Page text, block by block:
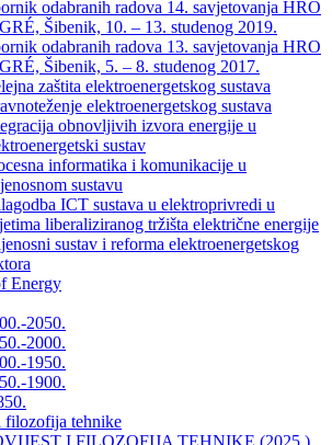
odabranih radova 14. savjetovanja HRO
Šibenik, 10. – 13. studenog 2019.
odabranih radova 13. savjetovanja HRO
Šibenik, 5. – 8. studenog 2017.
zaštita elektroenergetskog sustava
elektroenergetskog sustava
obnovljivih izvora energije u
sustav
informatika i komunikacije u
sustavu
ICT sustava u elektroprivredi u
liberaliziranog tržišta električne energije
sustav i reforma elektroenergetskog
Energy
2050.
2000.
1950.
1900.
filozofija tehnike
I FILOZOFIJA TEHNIKE (2025.)